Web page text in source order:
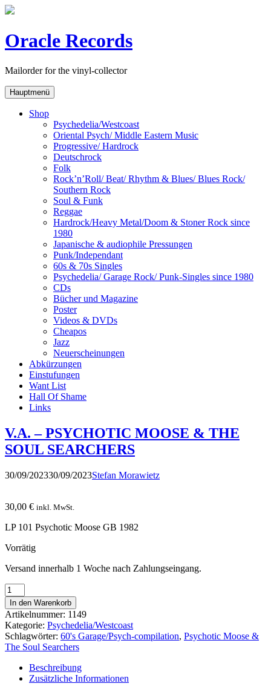
Skip
Oracle Records
Mailorder for the vinyl-collector
Hauptmenü
Shop
Psychedelia/Westcoast
Oriental Psych/ Middle Eastern Music
Progressive/ Hardrock
Deutschrock
Folk
Rock’n’Roll/ Beat/ Rhythm & Blues/ Blues Rock/
Southern Rock
Soul & Funk
Reggae
Hardrock/Heavy Metal/Doom & Stoner Rock since
1980
Japanische & audiophile Pressungen
Punk/Independant
60s & 70s Singles
Psychedelia/ Garage Rock/ Punk-Singles since 1980
CDs
Bücher und Magazine
Poster
Videos & DVDs
Cheapos
Jazz
Neuerscheinungen
Abkürzungen
Einstufungen
Want List
Hall Of Shame
Links
V.A. – PSYCHOTIC MOOSE & THE
SOUL SEARCHERS
30/09/202330/09/2023Stefan Morawietz
30,00 € inkl. MwSt.
LP 101 Psychotic Moose GB 1982
Vorrätig
Versand innerhalb 1 Woche nach Zahlungseingang.
V.A.
-
PSYCHOTIC
MOOSE
&
THE
SOUL
SEARCHERS
Menge
In den Warenkorb
Artikelnummer: 1149
Kategorie: Psychedelia/Westcoast
Schlagwörter: 60's Garage/Psych-compilation, Psychotic Moose &
The Soul Searchers
Beschreibung
Zusätzliche Informationen